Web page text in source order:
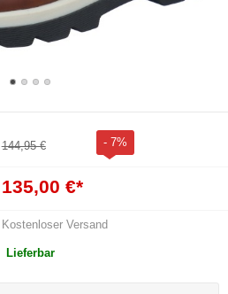
144,95 € - 7%
135,00 €*
Kostenloser Versand
Lieferbar